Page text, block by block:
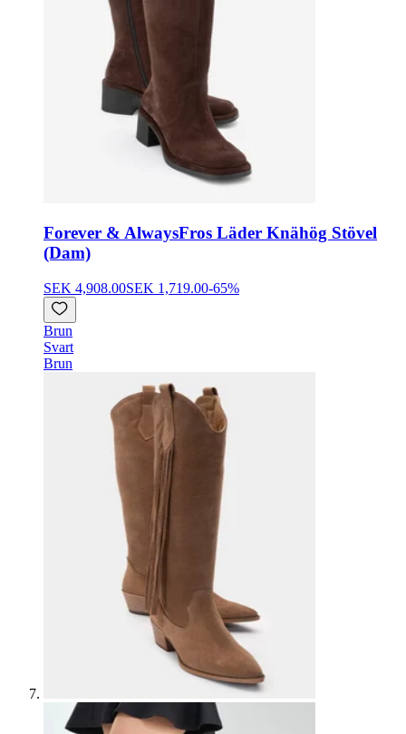
Forever & AlwaysFros Läder Knähög Stövel
(Dam)
SEK 4,908.00SEK 1,719.00-65%
Brun
Svart
Brun